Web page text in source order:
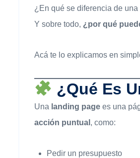
¿En qué se diferencia de
Y sobre todo, ¿por qué
Acá te lo explicamos en
¿Qué Es
Una landing page es una
acción puntual , como:
Pedir un presupuesto